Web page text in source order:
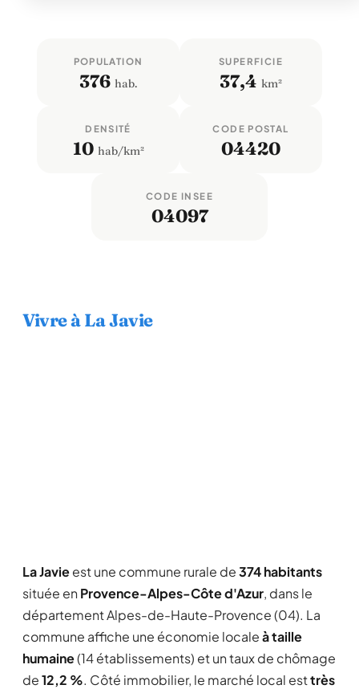
POPULATION
376 hab.
SUPERFICIE
37,4 km²
DENSITÉ
10 hab/km²
CODE POSTAL
04420
CODE INSEE
04097
Vivre à La Javie
La Javieest une commune rurale de374 habitants
située en Provence-Alpes-Côte d'Azur, dans le
département Alpes-de-Haute-Provence (04). La
commune affiche une économie localeà taille
humaine(14 établissements) et un taux de chômage
de12,2 %. Côté immobilier, le marché local esttrès